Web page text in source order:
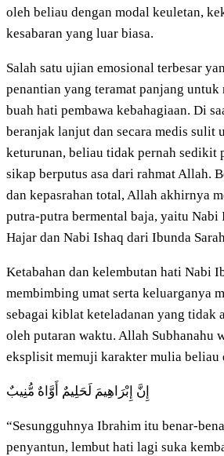
oleh beliau dengan modal keuletan,
kesabaran yang luar biasa.
Salah satu ujian emosional terbesar
penantian yang teramat panjang untuk
buah hati pembawa kebahagiaan. Di
beranjak lanjut dan secara medis sulit
keturunan, beliau tidak pernah sedikit
sikap berputus asa dari rahmat Allah.
dan kepasrahan total, Allah akhirnya
putra-putra bermental baja, yaitu
Hajar dan Nabi Ishaq dari Ibunda
Ketabahan dan kelembutan hati Nabi
membimbing umat serta keluarganya
sebagai kiblat keteladanan yang tidak
oleh putaran waktu. Allah Subhanahu
eksplisit memuji karakter mulia beliau
إِنَّ إِبْرَاهِيمَ لَحَلِيمٌ أَوَّاهٌ مُّنِيبٌ
“Sesungguhnya Ibrahim itu benar-
penyantun, lembut hati lagi suka